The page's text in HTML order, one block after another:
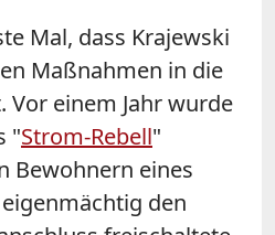
Mal, dass Krajewski
Maßnahmen in die
Vor einem Jahr wurde
"Strom-Rebell"
Bewohnern eines
den